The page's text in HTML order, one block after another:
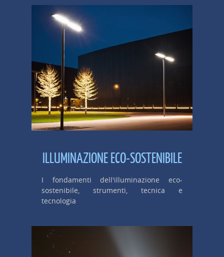
ILLUMINAZIONE ECO-SOSTENIBILE
I fondamenti dell'illuminazione eco-
sostenibile, strumenti, tecnica e
tecnologia